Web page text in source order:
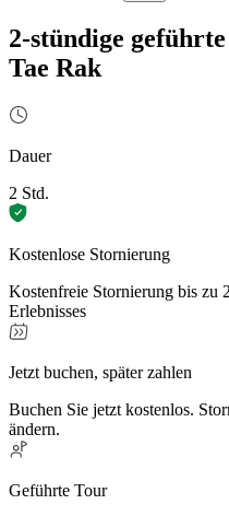
2-stündige
Tae Rak
Dauer
2 Std.
Kostenlose Stornierung
Kostenfreie Stornierung bis zu
Erlebnisses
Jetzt buchen, später zahlen
Buchen Sie jetzt kostenlos.
ändern.
Geführte Tour